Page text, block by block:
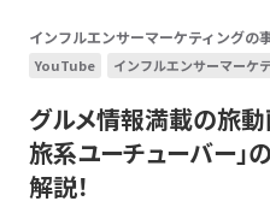
インフルエンサーマーケティングの
YouTube インフルエンサーマーケ
グルメ情報満載の旅
旅系ユーチューバー」
解説！